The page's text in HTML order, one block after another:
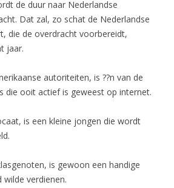
de duur naar Nederlandse
Dat zal, zo schat de Nederlandse
die de overdracht voorbereidt,
jaar.
autoriteiten, is ??n van de
die ooit actief is geweest op internet.
is een kleine jongen die wordt
is gewoon een handige
wilde verdienen.